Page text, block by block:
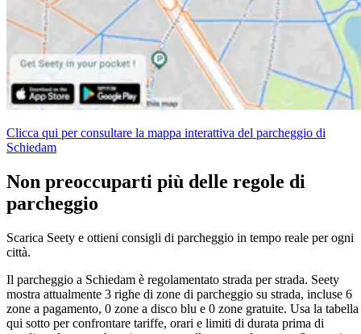
Clicca qui per consultare la mappa interattiva del parcheggio di
Schiedam
Non preoccuparti più delle regole di
parcheggio
Scarica Seety e ottieni consigli di parcheggio in tempo reale per ogni
città.
Il parcheggio a Schiedam è regolamentato strada per strada. Seety
mostra attualmente 3 righe di zone di parcheggio su strada, incluse 6
zone a pagamento, 0 zone a disco blu e 0 zone gratuite. Usa la tabella
qui sotto per confrontare tariffe, orari e limiti di durata prima di